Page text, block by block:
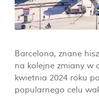
Barcelona, znane
na kolejne zmiany w
kwietnia 2024 roku
popularnego celu